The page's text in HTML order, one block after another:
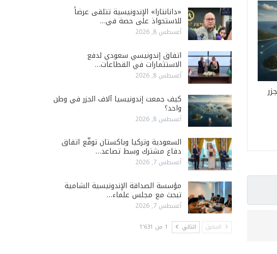
«دانانتارا» الإندونيسية تتلقى عرضاً
للاستحواذ على حصة في…
أغسطس 8, 2026
اتفاق إندونيسي سعودي لدفع
الاستثمارات في القطاعات…
أغسطس 8, 2026
كيف جمعت إندونيسيا آلاف الجزر في وطن
واحد؟
أغسطس 8, 2026
السعودية وتركيا وباكستان توقّع اتفاق
دفاع مشترك وسط تصاعد…
أغسطس 7, 2026
مؤسسة الصداقة الإندونيسية الشامية
تبحث مع مجلس علماء…
أغسطس 7, 2026
السابق التالي 1 من 1٬631